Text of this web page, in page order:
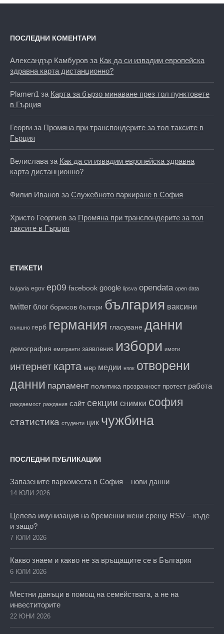
ПОСЛЕДНИ КОМЕНТАРИ
Александър Камбуров за Как да си извадим европейска
здравна карта дистанционно?
Plamen1 за Карта за бързо минаване през тол пунктовете
в Гърция
Георги за Промяна при транспондерите за тол таксите в
Гърция
Велислава за Как да си извадим европейска здравна
карта дистанционно?
Филип Иванов за Служебното паркиране в София
Христо Георгиев за Промяна при транспондерите за тол
таксите в Гърция
ЕТИКЕТИ
bulgaria egov ep09 facebook google lipsva opendata open data
twitter блог борисов българи българия ваксини
външно герб германия гласуване данни
демография емигранти заявления избори имоти
интернет карта мвр медии нзок отворени
данни парламент политика прозрачност протест работа
раждаемост раждания сайт секции снимки софия
статистика студенти цик чужбина
ПОСЛЕДНИ ПУБЛИКАЦИИ
Запазените паркоместа в София – нови данни
14 ЮЛИ 2026
Целева имунизация на бременни жени срещу RSV – къде
и защо?
7 ЮЛИ 2026
Какво знаем и какво не за връщащите се в България
6 ЮЛИ 2026
Местни данъци в помощ на семействата, а не на
инвеститорите
22 ЮНИ 2026